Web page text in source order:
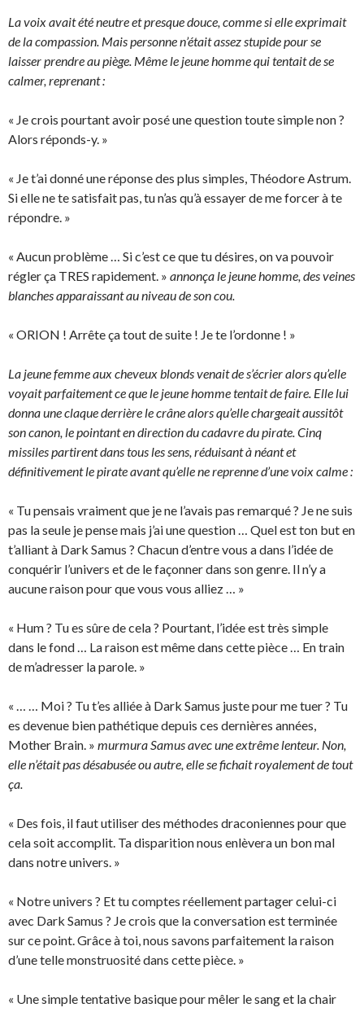
La voix avait été neutre et presque douce, comme si elle exprimait
de la compassion. Mais personne n’était assez stupide pour se
laisser prendre au piège. Même le jeune homme qui tentait de se
calmer, reprenant :
« Je crois pourtant avoir posé une question toute simple non ?
Alors réponds-y. »
« Je t’ai donné une réponse des plus simples, Théodore Astrum.
Si elle ne te satisfait pas, tu n’as qu’à essayer de me forcer à te
répondre. »
« Aucun problème … Si c’est ce que tu désires, on va pouvoir
régler ça TRES rapidement. » annonça le jeune homme, des veines
blanches apparaissant au niveau de son cou.
« ORION ! Arrête ça tout de suite ! Je te l’ordonne ! »
La jeune femme aux cheveux blonds venait de s’écrier alors qu’elle
voyait parfaitement ce que le jeune homme tentait de faire. Elle lui
donna une claque derrière le crâne alors qu’elle chargeait aussitôt
son canon, le pointant en direction du cadavre du pirate. Cinq
missiles partirent dans tous les sens, réduisant à néant et
définitivement le pirate avant qu’elle ne reprenne d’une voix calme :
« Tu pensais vraiment que je ne l’avais pas remarqué ? Je ne suis
pas la seule je pense mais j’ai une question … Quel est ton but en
t’alliant à Dark Samus ? Chacun d’entre vous a dans l’idée de
conquérir l’univers et de le façonner dans son genre. Il n’y a
aucune raison pour que vous vous alliez … »
« Hum ? Tu es sûre de cela ? Pourtant, l’idée est très simple
dans le fond … La raison est même dans cette pièce … En train
de m’adresser la parole. »
« … … Moi ? Tu t’es alliée à Dark Samus juste pour me tuer ? Tu
es devenue bien pathétique depuis ces dernières années,
Mother Brain. » murmura Samus avec une extrême lenteur. Non,
elle n’était pas désabusée ou autre, elle se fichait royalement de tout
ça.
« Des fois, il faut utiliser des méthodes draconiennes pour que
cela soit accomplit. Ta disparition nous enlèvera un bon mal
dans notre univers. »
« Notre univers ? Et tu comptes réellement partager celui-ci
avec Dark Samus ? Je crois que la conversation est terminée
sur ce point. Grâce à toi, nous savons parfaitement la raison
d’une telle monstruosité dans cette pièce. »
« Une simple tentative basique pour mêler le sang et la chair